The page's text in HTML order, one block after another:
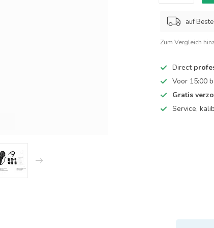
auf
Zum Vergleich
Direct
Voor 15:00
Gratis
Service,